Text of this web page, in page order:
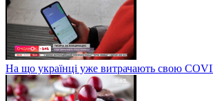
На що українці уже витрачають свою